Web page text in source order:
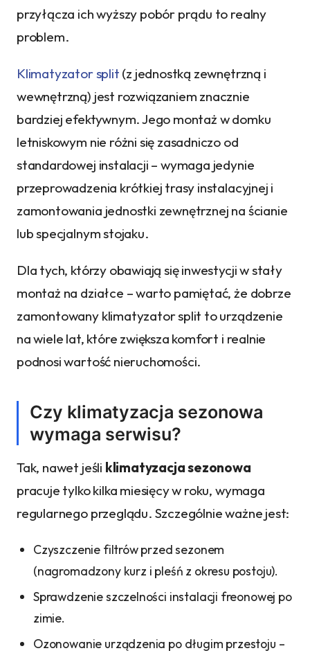
przyłącza ich wyższy pobór prądu to realny
problem.
Klimatyzator split (z jednostką zewnętrzną i
wewnętrzną) jest rozwiązaniem znacznie
bardziej efektywnym. Jego montaż w domku
letniskowym nie różni się zasadniczo od
standardowej instalacji – wymaga jedynie
przeprowadzenia krótkiej trasy instalacyjnej i
zamontowania jednostki zewnętrznej na ścianie
lub specjalnym stojaku.
Dla tych, którzy obawiają się inwestycji w stały
montaż na działce – warto pamiętać, że dobrze
zamontowany klimatyzator split to urządzenie
na wiele lat, które zwiększa komfort i realnie
podnosi wartość nieruchomości.
Czy klimatyzacja sezonowa
wymaga serwisu?
Tak, nawet jeśli klimatyzacja sezonowa
pracuje tylko kilka miesięcy w roku, wymaga
regularnego przeglądu. Szczególnie ważne jest:
Czyszczenie filtrów przed sezonem
(nagromadzony kurz i pleśń z okresu postoju).
Sprawdzenie szczelności instalacji freonowej po
zimie.
Ozonowanie urządzenia po długim przestoju –